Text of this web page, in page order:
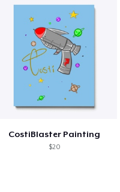
CostiBlaster Painting
$20